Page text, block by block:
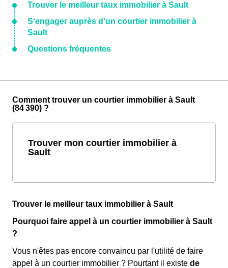
Trouver le meilleur taux immobilier à Sault
S'engager auprès d'un courtier immobilier à
Sault
Questions fréquentes
Comment trouver un courtier immobilier à Sault
(84 390) ?
Trouver mon courtier immobilier à
Sault
Trouver le meilleur taux immobilier à Sault
Pourquoi faire appel à un courtier immobilier à Sault
?
Vous n'êtes pas encore convaincu par l'utilité de faire
appel à un courtier immobilier ? Pourtant il existe de